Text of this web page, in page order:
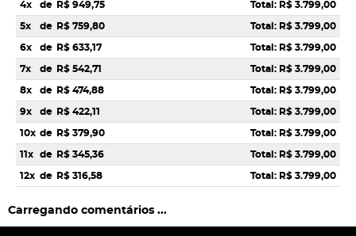
4x de R$ 949,75 Total: R$ 3.799,00
5x de R$ 759,80 Total: R$ 3.799,00
6x de R$ 633,17 Total: R$ 3.799,00
7x de R$ 542,71 Total: R$ 3.799,00
8x de R$ 474,88 Total: R$ 3.799,00
9x de R$ 422,11 Total: R$ 3.799,00
10x de R$ 379,90 Total: R$ 3.799,00
11x de R$ 345,36 Total: R$ 3.799,00
12x de R$ 316,58 Total: R$ 3.799,00
Carregando comentários ...